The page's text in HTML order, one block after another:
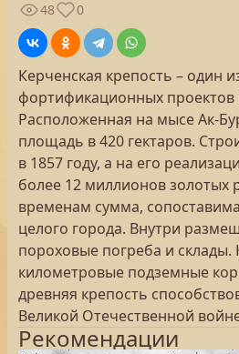
48
0
Керченская крепость – один
фортификационных проектов
Расположенная на мысе Ак-
площадь в 420 гектаров.
в 1857 году, а на его
более 12 миллионов золотых
временам сумма,
целого города. Внутри
пороховые погреба и склады.
километровые подземные
древняя крепость
Великой Отечественной
Рекомендации